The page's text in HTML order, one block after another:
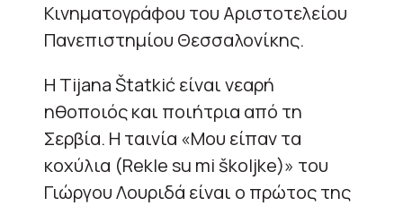
Κινηματογράφου του Αριστοτελείου
Πανεπιστημίου Θεσσαλονίκης.
Η Tijana Štatkić είναι νεαρή
ηθοποιός και ποιήτρια από τη
Σερβία. Η ταινία «Μου είπαν τα
κοχύλια (Rekle su mi školjke)» του
Γιώργου Λουριδά είναι ο πρώτος της